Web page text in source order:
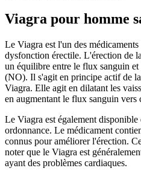
Viagra pour homme
Le Viagra est l'un des
dysfonction érectile. L'érection de
un équilibre entre le flux sanguin
(NO). Il s'agit en principe actif de
Viagra. Elle agit en dilatant les
en augmentant le flux sanguin vers
Le Viagra est également disponible
ordonnance. Le médicament
connus pour améliorer l'érection.
noter que le Viagra est
ayant des problèmes cardiaques.